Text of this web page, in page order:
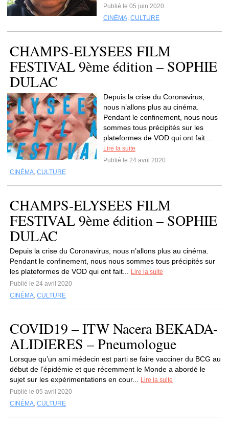
Publié le 05 juin 2020
CINÉMA, CULTURE
CHAMPS-ELYSEES FILM
FESTIVAL 9ème édition – SOPHIE
DULAC
Depuis la crise du Coronavirus,
nous n’allons plus au cinéma.
Pendant le confinement, nous nous
sommes tous précipités sur les
plateformes de VOD qui ont fait...
Lire la suite
Publié le 24 avril 2020
CINÉMA, CULTURE
CHAMPS-ELYSEES FILM
FESTIVAL 9ème édition – SOPHIE
DULAC
Depuis la crise du Coronavirus, nous n’allons plus au cinéma.
Pendant le confinement, nous nous sommes tous précipités sur
les plateformes de VOD qui ont fait...
Lire la suite
Publié le 24 avril 2020
CINÉMA, CULTURE
COVID19 – ITW Nacera BEKADA-
ALIDIERES – Pneumologue
Lorsque qu’un ami médecin est parti se faire vacciner du BCG au
début de l’épidémie et que récemment le Monde a abordé le
sujet sur les expérimentations en cour...
Lire la suite
Publié le 05 avril 2020
CINÉMA, CULTURE